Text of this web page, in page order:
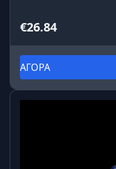
€26.84
ΑΓΟΡΑ